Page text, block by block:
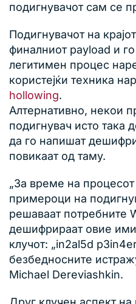
подигнувачот сам се
Подигнувачот на
финалниот payload и
легитимен процес
користејќи техника
hollowing.
Алтернативно, некои
подигнувач исто така
да го напишат
повикаат од таму.
„За време на
примероци на
решаваат потребните
дешифрираат овие
клучот: „in2al5d
безбедносните
Michael Dereviashkin.